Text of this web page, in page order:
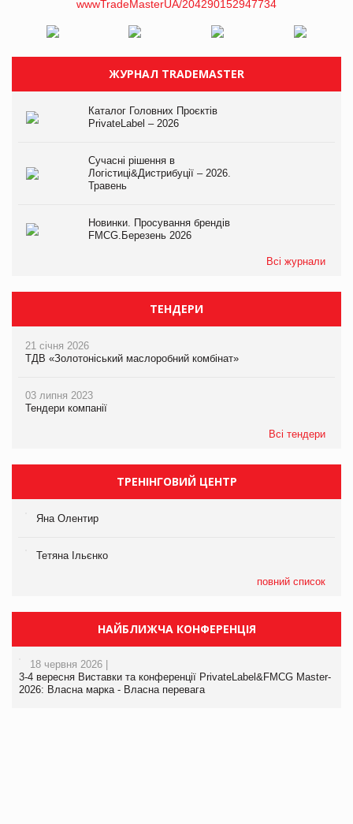
ЖУРНАЛ TRADEMASTER
Каталог Головних Проєктів
PrivateLabel – 2026
Сучасні рішення в
Логістиці&Дистрибуції – 2026.
Травень
Новинки. Просування брендів
FMCG.Березень 2026
Всі журнали
ТЕНДЕРИ
21 січня 2026
ТДВ «Золотоніський маслоробний комбінат»
03 липня 2023
Тендери компанії
Всі тендери
ТРЕНІНГОВИЙ ЦЕНТР
Яна Олентир
Тетяна Ільєнко
повний список
НАЙБЛИЖЧА КОНФЕРЕНЦІЯ
18 червня 2026 |
3-4 вересня Виставки та конференції PrivateLabel&FMCG Master-
2026: Власна марка - Власна перевага